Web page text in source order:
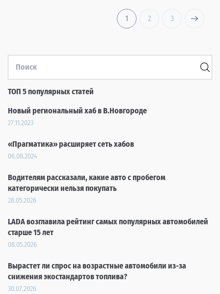
1 2 3
ТОП 5 популярных статей
Новый региональный хаб в В.Новгороде
27.11.2023
«Прагматика» расширяет сеть хабов
06.08.2024
Водителям рассказали, какие авто с пробегом
категорически нельзя покупать
28.05.2026
LADA возглавила рейтинг самых популярных автомобилей
старше 15 лет
08.05.2026
Вырастет ли спрос на возрастные автомобили из-за
снижения экостандартов топлива?
30.07.2026